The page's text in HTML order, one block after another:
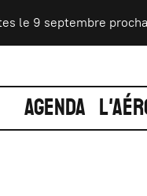
septembre
AGENDA